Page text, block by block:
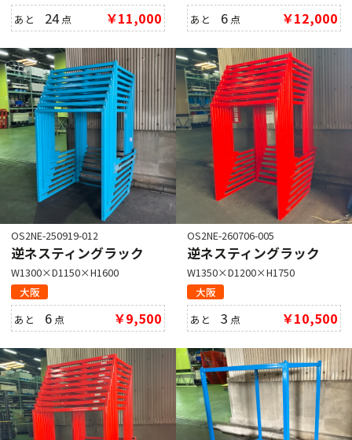
あと 24点 ￥11,000
あと 6 点 ￥12,000
OS2NE-250919-012
逆ネスティングラック
W1300×D1150×H1600
大阪
あと 6 点 ￥9,500
OS2NE-260706-005
逆ネスティングラック
W1350×D1200×H1750
大阪
あと3 点 ￥10,500